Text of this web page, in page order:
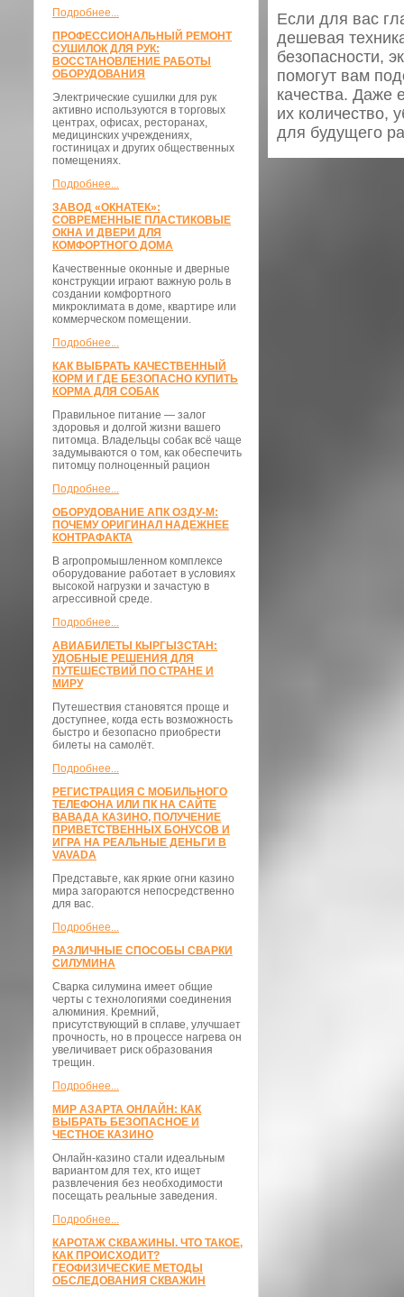
Подробнее...
ПРОФЕССИОНАЛЬНЫЙ РЕМОНТ
СУШИЛОК ДЛЯ РУК:
ВОССТАНОВЛЕНИЕ РАБОТЫ
ОБОРУДОВАНИЯ
Электрические сушилки для рук
активно используются в торговых
центрах, офисах, ресторанах,
медицинских учреждениях,
гостиницах и других общественных
помещениях.
Подробнее...
ЗАВОД «ОКНАТЕК»:
СОВРЕМЕННЫЕ ПЛАСТИКОВЫЕ
ОКНА И ДВЕРИ ДЛЯ
КОМФОРТНОГО ДОМА
Качественные оконные и дверные
конструкции играют важную роль в
создании комфортного
микроклимата в доме, квартире или
коммерческом помещении.
Подробнее...
КАК ВЫБРАТЬ КАЧЕСТВЕННЫЙ
КОРМ И ГДЕ БЕЗОПАСНО КУПИТЬ
КОРМА ДЛЯ СОБАК
Правильное питание — залог
здоровья и долгой жизни вашего
питомца. Владельцы собак всё чаще
задумываются о том, как обеспечить
питомцу полноценный рацион
Подробнее...
ОБОРУДОВАНИЕ АПК ОЗДУ-М:
ПОЧЕМУ ОРИГИНАЛ НАДЕЖНЕЕ
КОНТРАФАКТА
В агропромышленном комплексе
оборудование работает в условиях
высокой нагрузки и зачастую в
агрессивной среде.
Подробнее...
АВИАБИЛЕТЫ КЫРГЫЗСТАН:
УДОБНЫЕ РЕШЕНИЯ ДЛЯ
ПУТЕШЕСТВИЙ ПО СТРАНЕ И
МИРУ
Путешествия становятся проще и
доступнее, когда есть возможность
быстро и безопасно приобрести
билеты на самолёт.
Подробнее...
РЕГИСТРАЦИЯ С МОБИЛЬНОГО
ТЕЛЕФОНА ИЛИ ПК НА САЙТЕ
ВАВАДА КАЗИНО, ПОЛУЧЕНИЕ
ПРИВЕТСТВЕННЫХ БОНУСОВ И
ИГРА НА РЕАЛЬНЫЕ ДЕНЬГИ В
VAVADA
Представьте, как яркие огни казино
мира загораются непосредственно
для вас.
Подробнее...
РАЗЛИЧНЫЕ СПОСОБЫ СВАРКИ
СИЛУМИНА
Сварка силумина имеет общие
черты с технологиями соединения
алюминия. Кремний,
присутствующий в сплаве, улучшает
прочность, но в процессе нагрева он
увеличивает риск образования
трещин.
Подробнее...
МИР АЗАРТА ОНЛАЙН: КАК
ВЫБРАТЬ БЕЗОПАСНОЕ И
ЧЕСТНОЕ КАЗИНО
Онлайн-казино стали идеальным
вариантом для тех, кто ищет
развлечения без необходимости
посещать реальные заведения.
Подробнее...
КАРОТАЖ СКВАЖИНЫ. ЧТО ТАКОЕ,
КАК ПРОИСХОДИТ?
ГЕОФИЗИЧЕСКИЕ МЕТОДЫ
ОБСЛЕДОВАНИЯ СКВАЖИН
Если для вас
дешевая
безопасности,
помогут вам
качества. Даже
их количество,
для будущего